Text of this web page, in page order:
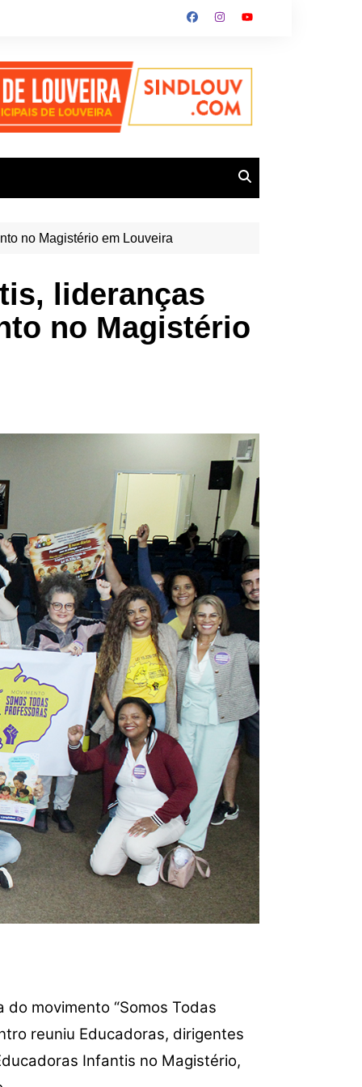
no Magistério em Louveira
lideranças
no Magistério
movimento “Somos Todas
reuniu Educadoras, dirigentes
Infantis no Magistério,